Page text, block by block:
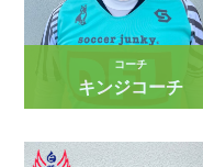
コーチ
キンジコーチ